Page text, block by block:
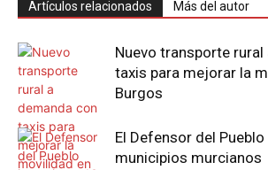
Artículos relacionados Más del autor
Nuevo transporte
taxis para mejorar la
Burgos
El Defensor del
municipios murcianos